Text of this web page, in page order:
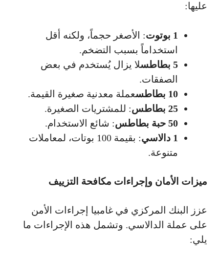
عليها:
1 بوتوت
: الأصغر حجماً، ولكنه أقل
استخداماً بسبب التضخم.
5 بطاطس
لا يزال يُستخدم في بعض
الصفقات.
10 بطاطس
عملة معدنية صغيرة القيمة.
25 بطاطس
: للمشتريات الصغيرة.
50 حبة بطاطس
: شائع الاستخدام.
1 دالاسي
: بقيمة 100 بوتات، لمعاملات
متنوعة.
ميزات الأمان وإجراءات مكافحة التزييف
عزز البنك المركزي في غامبيا إجراءات الأمن
على عملة الدالاسي. وتشمل هذه الإجراءات ما
يلي: